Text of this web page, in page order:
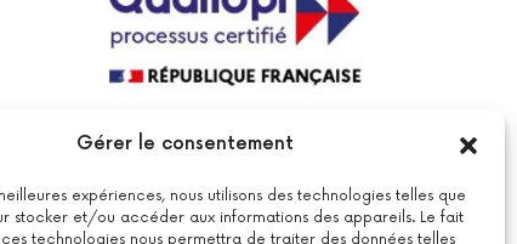
Gérer le consentement
expériences, nous utilisons des technologies telles que
stocker et/ou accéder aux informations des appareils. Le fait
technologies nous permettra de traiter des données telles
La certification qualité a été délivrée au
de formations.Voir le certificat